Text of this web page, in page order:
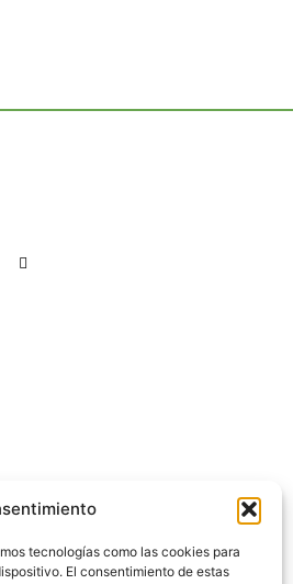
tecnologías como las cookies para
El consentimiento de estas